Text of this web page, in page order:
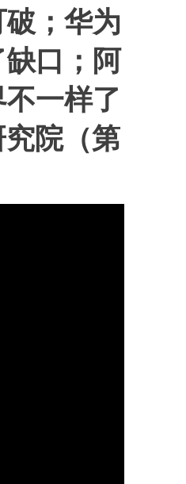
；华为
口；阿
一样了
究院（第